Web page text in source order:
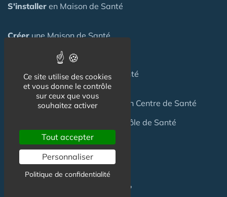
S'installer en Maison de Santé
Créerune Maison de Santé
une Maison de Santé
Investirdans une Maison de Santé
une Maisonde Santé
ou un Centre de Santé
pour création Maison / Pôle de Santé
FAQ
C'est quoi une Maison de Santé ?
Ce site utilise des cookies
et vous donne le contrôle
sur ceux que vous
souhaitez activer
Tout accepter
Personnaliser
Politique de confidentialité